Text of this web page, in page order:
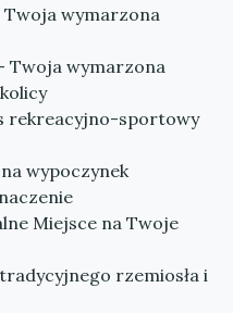
Twoja wymarzona
Twoja wymarzona
rekreacyjno-sportowy
wypoczynek
Miejsce na Twoje
rzemiosła i